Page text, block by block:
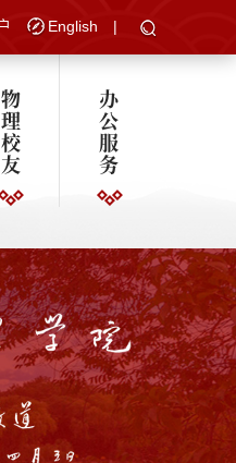
English |
物
理
校
友
办
公
服
务